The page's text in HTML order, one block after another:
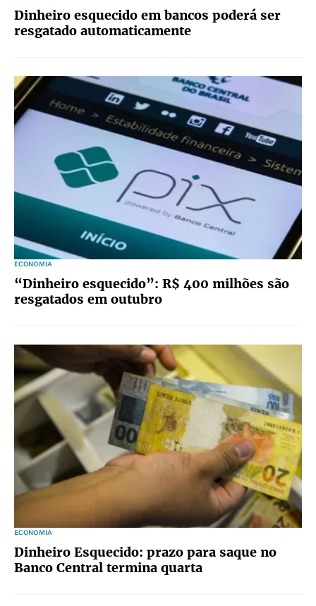
Dinheiro esquecido em bancos poderá ser
resgatado automaticamente
ECONOMIA
“Dinheiro esquecido”: R$ 400 milhões são
resgatados em outubro
ECONOMIA
Dinheiro Esquecido: prazo para saque no
Banco Central termina quarta